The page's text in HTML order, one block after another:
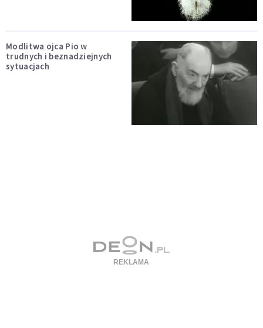
Modlitwa ojca Pio w
trudnych i beznadziejnych
sytuacjach